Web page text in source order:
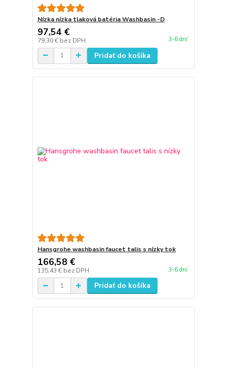
Nízka nízka tlaková batéria Washbasin -D
97,54 €
79,30 € bez DPH 3-6 dní
Pridať do košíka
Hansgrohe washbasin faucet talis s nízky tok
166,58 €
135,43 € bez DPH 3-6 dní
Pridať do košíka